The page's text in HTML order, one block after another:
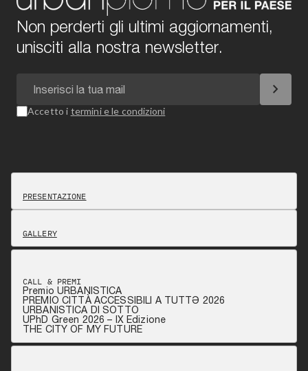
Non perderti gli ultimi aggiornamenti,
unisciti alla nostra newsletter.
chevron_right
Accetto i termini e le condizioni
PRESENTAZIONE
GALLERY
CALL & PREMI
Premio URBANISTICA
PREMIO CITTÀ ACCESSIBILI A TUTTƏ 2026
URBANISTICA DI SOTTO
UPhD Green 2026 – IX Edizione
THE CITY OF MY FUTURE